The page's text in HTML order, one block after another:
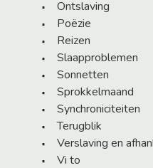
Ontslaving
Poëzie
Reizen
Slaapproblemen
Sonnetten
Sprokkelmaand
Synchroniciteiten
Terugblik
Verslaving en
Vi to